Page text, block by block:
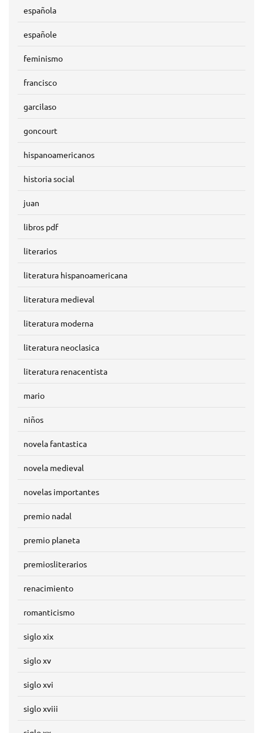
española
españole
feminismo
francisco
garcilaso
goncourt
hispanoamericanos
historia social
juan
libros pdf
literarios
literatura hispanoamericana
literatura medieval
literatura moderna
literatura neoclasica
literatura renacentista
mario
niños
novela fantastica
novela medieval
novelas importantes
premio nadal
premio planeta
premiosliterarios
renacimiento
romanticismo
siglo xix
siglo xv
siglo xvi
siglo xviii